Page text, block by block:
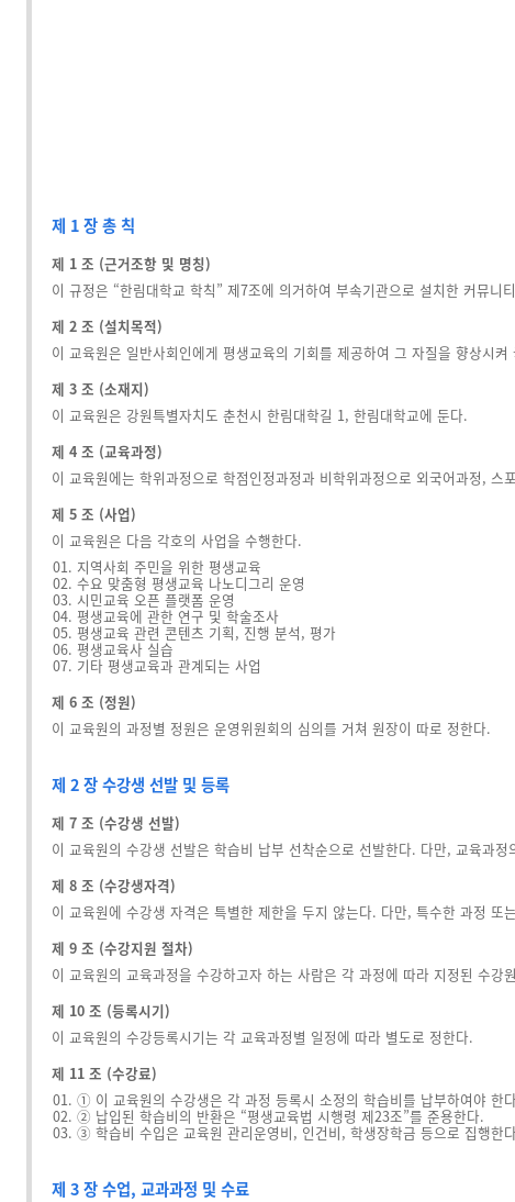
제 1 장 총 칙
제 1 조 (근거조항 및 명칭)
이 규정은 “한림대학교 학칙” 제7조에 의거하여 부속기관으로 설치한 커뮤
제 2 조 (설치목적)
이 교육원은 일반사회인에게 평생교육의 기회를 제공하여 그 자질을 향상시
제 3 조 (소재지)
이 교육원은 강원특별자치도 춘천시 한림대학길 1, 한림대학교에 둔다.
제 4 조 (교육과정)
이 교육원에는 학위과정으로 학점인정과정과 비학위과정으로 외국어과정,
제 5 조 (사업)
이 교육원은 다음 각호의 사업을 수행한다.
지역사회 주민을 위한 평생교육
수요 맞춤형 평생교육 나노디그리 운영
시민교육 오픈 플랫폼 운영
평생교육에 관한 연구 및 학술조사
평생교육 관련 콘텐츠 기획, 진행 분석, 평가
평생교육사 실습
기타 평생교육과 관계되는 사업
제 6 조 (정원)
이 교육원의 과정별 정원은 운영위원회의 심의를 거쳐 원장이 따로 정한다.
제 2 장 수강생 선발 및 등록
제 7 조 (수강생 선발)
이 교육원의 수강생 선발은 학습비 납부 선착순으로 선발한다. 다만, 교육과
제 8 조 (수강생자격)
이 교육원에 수강생 자격은 특별한 제한을 두지 않는다. 다만, 특수한 과정 또
제 9 조 (수강지원 절차)
이 교육원의 교육과정을 수강하고자 하는 사람은 각 과정에 따라 지정된 수강
제 10 조 (등록시기)
이 교육원의 수강등록시기는 각 교육과정별 일정에 따라 별도로 정한다.
제 11 조 (수강료)
① 이 교육원의 수강생은 각 과정 등록시 소정의 학습비를 납부하여야 한
② 납입된 학습비의 반환은 “평생교육법 시행령 제23조”를 준용한다.
③ 학습비 수입은 교육원 관리운영비, 인건비, 학생장학금 등으로 집행한
제 3 장 수업, 교과과정 및 수료